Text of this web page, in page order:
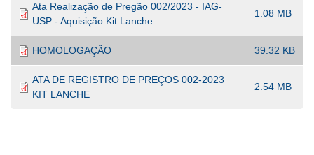
Ata Realização de Pregão 002/2023 - IAG-
USP - Aquisição Kit Lanche
1.08 MB
HOMOLOGAÇÃO 39.32 KB
ATA DE REGISTRO DE PREÇOS 002-2023
KIT LANCHE
2.54 MB